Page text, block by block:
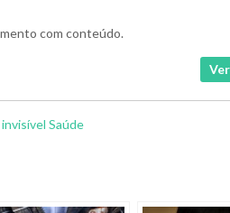
com conteúdo.
Saúde